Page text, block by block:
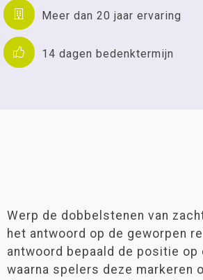
Meer dan 20 jaar ervaring
14 dagen bedenktermijn
Werp de dobbelstenen van
het antwoord op de geworpen
antwoord bepaald de positie op
waarna spelers deze markeren